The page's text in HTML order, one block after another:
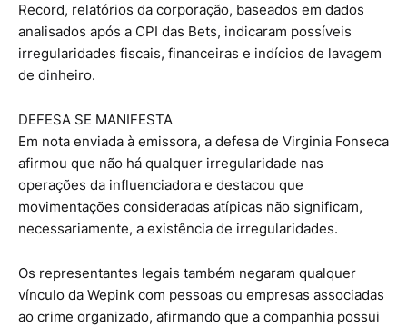
Record, relatórios da corporação, baseados em dados
analisados após a CPI das Bets, indicaram possíveis
irregularidades fiscais, financeiras e indícios de lavagem
de dinheiro.
DEFESA SE MANIFESTA
Em nota enviada à emissora, a defesa de Virginia Fonseca
afirmou que não há qualquer irregularidade nas
operações da influenciadora e destacou que
movimentações consideradas atípicas não significam,
necessariamente, a existência de irregularidades.
Os representantes legais também negaram qualquer
vínculo da Wepink com pessoas ou empresas associadas
ao crime organizado, afirmando que a companhia possui